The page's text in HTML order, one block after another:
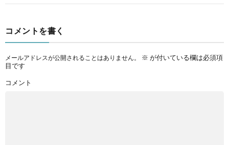
コメントを書く
メールアドレスが公開されることはありません。 ※ が付いている欄は必須項
目です
コメント